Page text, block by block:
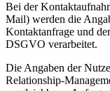
Bei der
Mail) werden die
Kontaktanfrage und
DSGVO verarbeitet.
Die Angaben der
Relationship-